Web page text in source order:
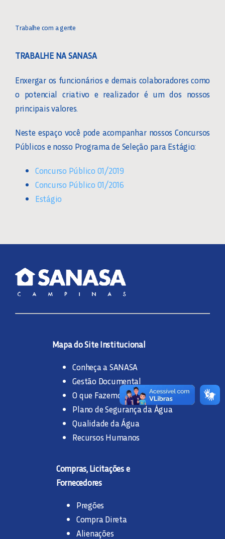
Toggle
Navigation
CONHEÇA A SANASA
O QUE FAZEMOS
PLANO DE SEGURANÇA DA ÁGUA
PARCEIROS DE DESCONTOS
RECURSOS HUMANOS
Trabalhe com a gente
TRABALHE NA SANASA
Enxergar os funcionários e demais colaboradores como
o potencial criativo e realizador é um dos nossos
principais valores.
Neste espaço você pode acompanhar nossos Concursos
Públicos e nosso Programa de Seleção para Estágio:
Concurso Público 01/2019
Concurso Público 01/2016
Estágio
Mapa do Site Institucional
Conheça a SANASA
Gestão Documental
O que Fazemos
Plano de Segurança da Água
Qualidade da Água
Recursos Humanos
Compras, Licitações e
Fornecedores
Pregões
Compra Direta
Alienações